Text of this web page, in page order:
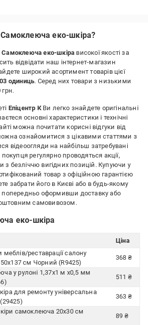
еко-шкіра?
Самоклеюча еко-шкіра високої якості за
відвідати наш інтернет-магазин
широкий асортимент товарів цієї
одиниць. Серед них товари з низькими
грн.
Епіцентр КВи легко знайдете оригінальні
основні характеристики і технічні
можна почитати корисні відгуки від
ознайомитися з цікавими статтями з
відеоогляди на найбільш затребувані
регулярно проводяться акції,
з безліччю вигідних позицій. Купуючи у
товар з офіційною гарантією
забрати його в Києві або в будь-якому
попередньо оформивши доставку або
самовивозом.
еко-шкіра
Ціна
реставрації салону
50х137 см Чорний (R9425)
368 ₴
у рулоні 1,37х1 м х0,5 мм
511 ₴
для ремонту універсальна
363 ₴
самоклеюча 20х30 см
89 ₴